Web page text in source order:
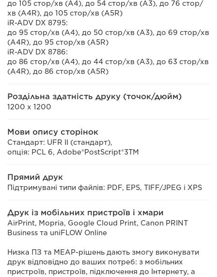
до 105 стор/хв (A4), до 54 стор/хв (A3), до 76 стор/
хв (A4R), до 105 стор/хв (A5R)
iR-ADV DX 8795:
до 95 стор/хв (A4), до 50 стор/хв (A3), до 69 стор/хв
(A4R), до 95 стор/хв (A5R)
iR-ADV DX 8786:
до 86 стор/хв (A4), до 44 стор/хв (A3), до 63 стор/хв
(A4R), до 86 стор/хв (A5R)
Роздільна здатність друку (точок/дюйм)
1200 x 1200
Мови опису сторінок
Стандарт: UFR II (стандарт),
опція: PCL 6, Adobe®PostScript®3TM
Прямий друк
Підтримувані типи файлів: PDF, EPS, TIFF/JPEG і XPS
Друк із мобільних пристроїв і хмари
AirPrint, Mopria, Google Cloud Print, Canon PRINT
Business та uniFLOW Online
Низка ПЗ та MEAP-рішень дають змогу виконувати
друк відповідно до ваших потреб: з мобільних
пристроїв, пристроїв, підключення до Інтернету, а